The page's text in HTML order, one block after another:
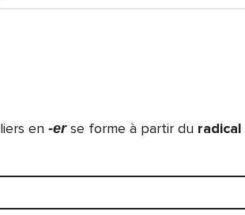
en -erse forme à partir du radical